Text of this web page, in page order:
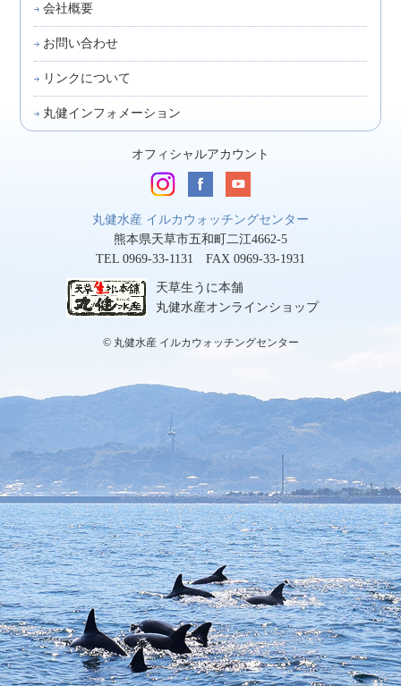
会社概要
お問い合わせ
リンクについて
丸健インフォメーション
オフィシャルアカウント
丸健水産 イルカウォッチングセンター
熊本県天草市五和町二江4662-5
TEL 0969-33-1131 FAX 0969-33-1931
天草生うに本舗
丸健水産オンラインショップ
© 丸健水産 イルカウォッチングセンター